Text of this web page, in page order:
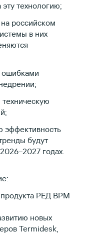
технологию;
российском
в них
ошибками
техническую
эффективность
будут
годах.
продукта РЕД ВРМ
новых
Termidesk,